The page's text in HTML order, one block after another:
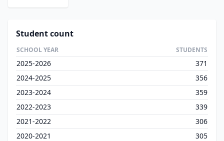
Student count
SCHOOL YEAR STUDENTS
2025-2026
371
2024-2025
356
2023-2024
359
2022-2023
339
2021-2022
306
2020-2021
305